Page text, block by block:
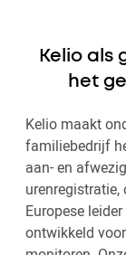
Kelio als
het
Kelio maakt
familiebedrijf
aan- en
Europese
ontwikkeld